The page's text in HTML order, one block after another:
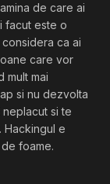
de care ai
facut este o
ca ai
care vor
mult mai
si nu dezvolta
neplacut si te
Hackingul e
foame.